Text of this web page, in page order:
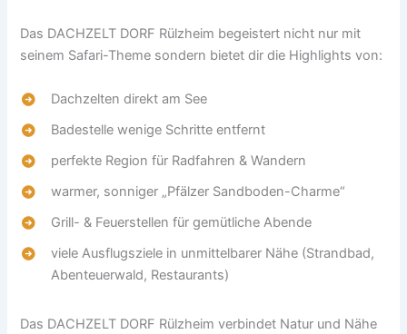
Das DACHZELT DORF Rülzheim begeistert nicht nur mit
seinem Safari-Theme sondern bietet dir die Highlights von:
Dachzelten direkt am See
Badestelle wenige Schritte entfernt
perfekte Region für Radfahren & Wandern
warmer, sonniger „Pfälzer Sandboden-Charme“
Grill- & Feuerstellen für gemütliche Abende
viele Ausflugsziele in unmittelbarer Nähe (Strandbad,
Abenteuerwald, Restaurants)
Das DACHZELT DORF Rülzheim verbindet Natur und Nähe